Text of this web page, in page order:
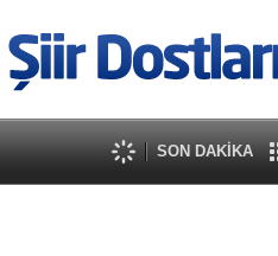
SON DAKİKA